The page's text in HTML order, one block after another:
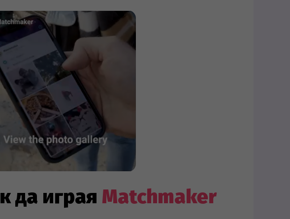
да играя Matchmaker